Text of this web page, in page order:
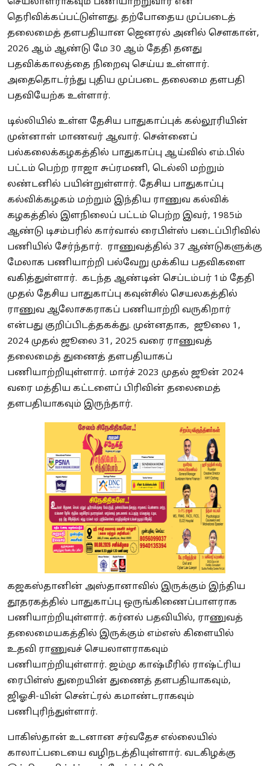
தெரிவிக்கப்பட்டுள்ளது. தற்போதைய முப்படைத்
தலைமைத் தளபதியான ஜெனரல் அனில் சௌகான்,
2026 ஆம் ஆண்டு மே 30 ஆம் தேதி தனது
பதவிக்காலத்தை நிறைவு செய்ய உள்ளார்.
அதைதொடர்ந்து புதிய முப்படை தலைமை தளபதி
பதவியேற்க உள்ளார்.
டில்லியில் உள்ள தேசிய பாதுகாப்புக் கல்லூரியின்
முன்னாள் மாணவர் ஆவார். சென்னைப்
பல்கலைக்கழகத்தில் பாதுகாப்பு ஆய்வில் எம்.பில்
பட்டம் பெற்ற ராஜா சுப்ரமணி, டெல்லி மற்றும்
லண்டனில் பயின்றுள்ளார். தேசிய பாதுகாப்பு
கல்விக்கழகம் மற்றும் இந்திய ராணுவ கல்விக்
கழகத்தில் இளநிலைப் பட்டம் பெற்ற இவர், 1985ம்
ஆண்டு டிசம்பரில் கார்வால் ரைபிள்ஸ் படைப்பிரிவில்
பணியில் சேர்ந்தார். ராணுவத்தில் 37 ஆண்டுகளுக்கு
மேலாக பணியாற்றி பல்வேறு முக்கிய பதவிகளை
வகித்துள்ளார். கடந்த ஆண்டின் செப்டம்பர் 1ம் தேதி
முதல் தேசிய பாதுகாப்பு கவுன்சில் செயலகத்தில்
ராணுவ ஆலோசகராகப் பணியாற்றி வருகிறார்
என்பது குறிப்பிடத்தகக்து. முன்னதாக, ஜூலை 1,
2024 முதல் ஜூலை 31, 2025 வரை ராணுவத்
தலைமைத் துணைத் தளபதியாகப்
பணியாற்றியுள்ளார். மார்ச் 2023 முதல் ஜூன் 2024
வரை மத்திய கட்டளைப் பிரிவின் தலைமைத்
தளபதியாகவும் இருந்தார்.
கஜகஸ்தானின் அஸ்தானாவில் இருக்கும் இந்திய
தூதரகத்தில் பாதுகாப்பு ஒருங்கிணைப்பாளராக
பணியாற்றியுள்ளார். கர்னல் பதவியில், ராணுவத்
தலைமையகத்தில் இருக்கும் எம்எஸ் கிளையில்
உதவி ராணுவச் செயலாளராகவும்
பணியாற்றியுள்ளார். ஜம்மு காஷ்மீரில் ராஷ்ட்ரிய
ரைபிள்ஸ் துறையின் துணைத் தளபதியாகவும்,
ஜிஓசி-யின் சென்ட்ரல் கமாண்டராகவும்
பணிபுரிந்துள்ளார்.
பாகிஸ்தான் உடனான சர்வதேச எல்லையில்
காலாட்படையை வழிநடத்தியுள்ளார். வடகிழக்கு